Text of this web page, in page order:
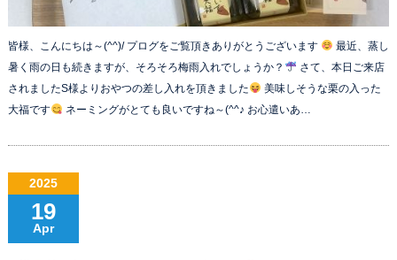
皆様、こんにちは～(^^)/ プログをご覧頂きありがとうございます
最近、蒸し
暑く雨の日も続きますが、そろそろ梅雨入れでしょうか？
さて、本日ご来店
されましたS様よりおやつの差し入れを頂きました
美味しそうな栗の入った
大福です
ネーミングがとても良いですね～(^^♪ お心遣いあ…
2025
19
Apr